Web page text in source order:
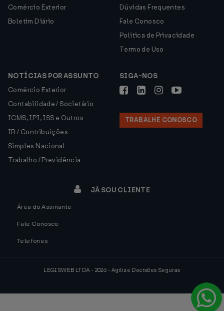
Comércio Exterior
Boletim Diário
Dúvidas Frequentes
Fale Conosco
Política de Privacidade
Termo de Uso
NOTÍCIAS POR ASSUNTO
Comércio Exterior
Contabilidade / Societário
ICMS, IPI, ISS e Outros
IR / Contribuições
Simples Nacional
Trabalho / Previdência
SIGA-NOS
TRABALHE CONOSCO
JÁ SOU CLIENTE
Área do Assinante
Fale Conosco
Telefones
LEGISWEB LTDA - 2026 - Agilize Decisões Seguras